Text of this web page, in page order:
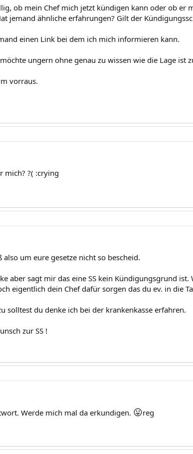
ob mein Chef mich jetzt kündigen kann oder ob er
jemand ähnliche erfahrungen? Gilt der
einen Link bei dem ich mich informieren kann.
ungern ohne genau zu wissen wie die Lage ist
vorraus.
mich? ?( :crying
also um eure gesetze nicht so bescheid.
aber sagt mir das eine SS kein Kündigungsgrund
eigentlich dein Chef dafür sorgen das du ev. in die
solltest du denke ich bei der krankenkasse erfahren.
zur SS !
Werde mich mal da erkundigen. 😛reg